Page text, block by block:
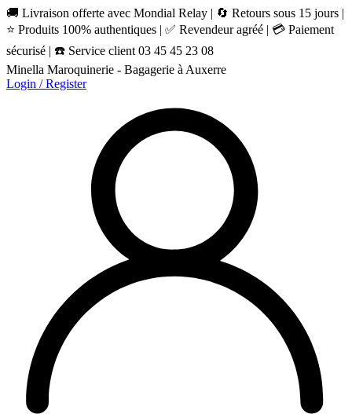
🚚 Livraison offerte avec Mondial Relay | 🔄 Retours sous 15 jours |
⭐ Produits 100% authentiques | ✅ Revendeur agréé | 💳 Paiement
sécurisé | ☎️ Service client 03 45 45 23 08
Minella Maroquinerie - Bagagerie à Auxerre
Login / Register